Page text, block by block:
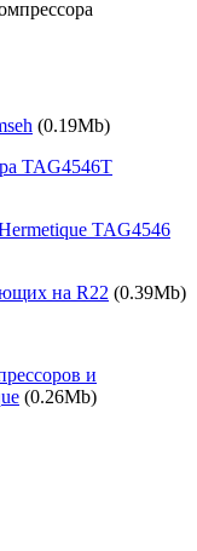
(0.19Mb)
TAG4546T
TAG4546
на R22 (0.39Mb)
и
(0.26Mb)